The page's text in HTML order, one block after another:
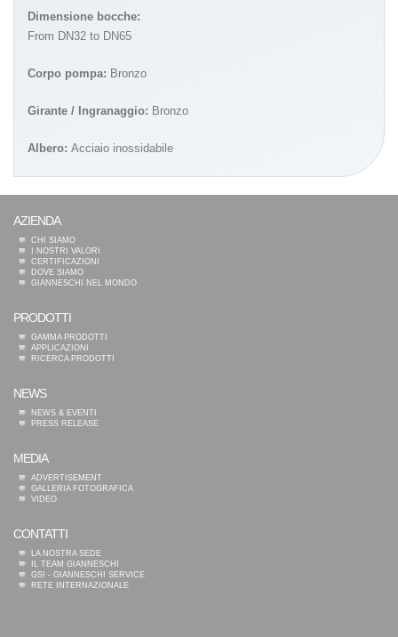
Dimensione bocche:
From DN32 to DN65
Corpo pompa: Bronzo
Girante / Ingranaggio: Bronzo
Albero: Acciaio inossidabile
AZIENDA
CHI SIAMO
I NOSTRI VALORI
CERTIFICAZIONI
DOVE SIAMO
GIANNESCHI NEL MONDO
PRODOTTI
GAMMA PRODOTTI
APPLICAZIONI
RICERCA PRODOTTI
NEWS
NEWS & EVENTI
PRESS RELEASE
MEDIA
ADVERTISEMENT
GALLERIA FOTOGRAFICA
VIDEO
CONTATTI
LA NOSTRA SEDE
IL TEAM GIANNESCHI
GSI - GIANNESCHI SERVICE
RETE INTERNAZIONALE